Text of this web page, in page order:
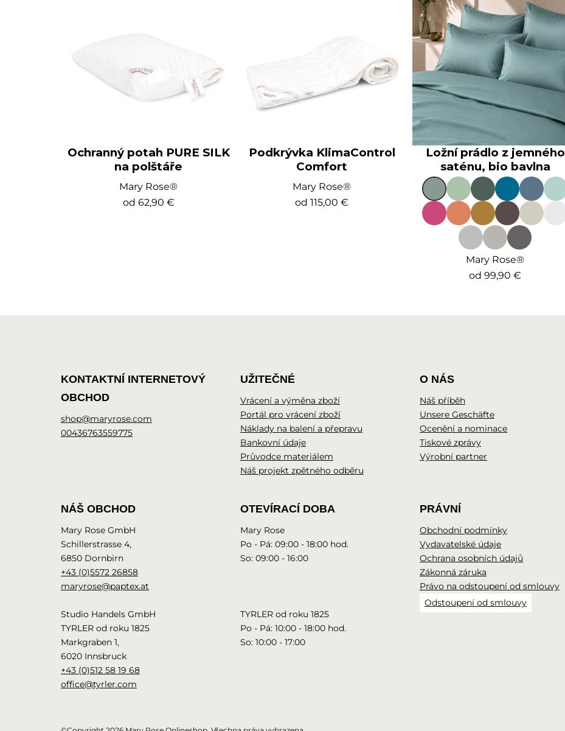
Ochranný potah PURE SILK
na polštáře
Mary Rose®
od 62,90 €
Podkrývka KlimaControl
Comfort
Mary Rose®
od115,00 €
Ložní prádlo z jemného
saténu, bio bavlna
Mary Rose®
od99,90 €
KONTAKTNÍ INTERNETOVÝ
OBCHOD
shop@maryrose.com
00436763559775
UŽITEČNÉ
Vrácení a výměna zboží
Portál pro vrácení zboží
Náklady na balení a přepravu
Bankovní údaje
Průvodce materiálem
Náš projekt zpětného odběru
O NÁS
Náš příběh
Unsere Geschäfte
Ocenění a nominace
Tiskové zprávy
Výrobní partner
NÁŠ OBCHOD
Mary Rose GmbH
Schillerstrasse 4,
6850 Dornbirn
+43 (0)5572 26858
maryrose@paptex.at
Studio Handels GmbH
TYRLER od roku 1825
Markgraben 1,
6020 Innsbruck
+43 (0)512 58 19 68
office@tyrler.com
OTEVÍRACÍ DOBA
Mary Rose
Po - Pá: 09:00 - 18:00 hod.
So: 09:00 - 16:00
TYRLER od roku 1825
Po - Pá: 10:00 - 18:00 hod.
So: 10:00 - 17:00
PRÁVNÍ
Obchodní podmínky
Vydavatelské údaje
Ochrana osobních údajů
Zákonná záruka
Právo na odstoupení od smlouvy
Odstoupení od smlouvy